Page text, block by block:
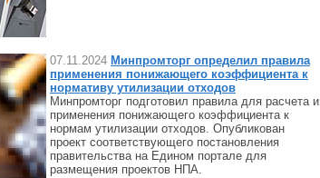
07.11.2024 Минпромторг определил правила
применения понижающего коэффициента к
нормативу утилизации отходов
Минпромторг подготовил правила для расчета и
применения понижающего коэффициента к
нормам утилизации отходов. Опубликован
проект соответствующего постановления
правительства на Едином портале для
размещения проектов НПА.